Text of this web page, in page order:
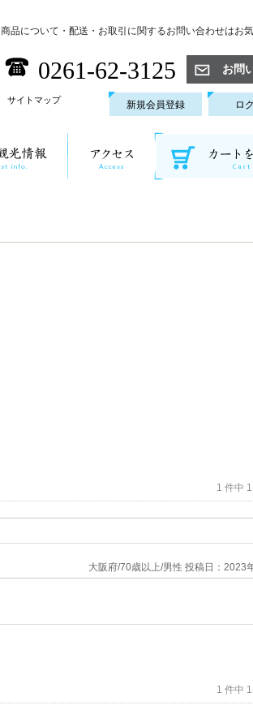
商品について・配送・お取引に関するお問い合わせはお
0261-62-3125 お問
サイトマップ 新規会員登録 ロ
1 件中
大阪府/70歳以上/男性 投稿日：2023
1 件中